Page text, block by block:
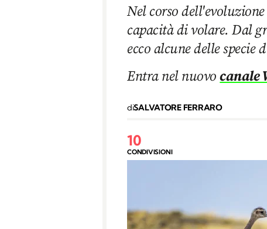
Nel corso
capacità di volare. Dal
ecco alcune delle
Entra nel nuovocanale
diSALVATORE FERRARO
10
CONDIVISIONI